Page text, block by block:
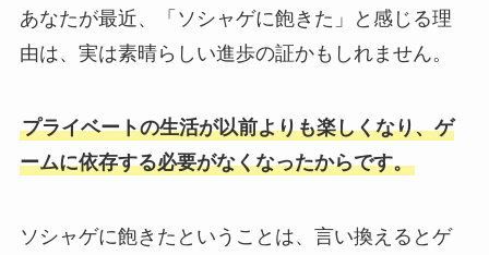
あなたが最近、「ソシャゲに飽きた」と感じる理
由は、実は素晴らしい進歩の証かもしれません。
プライベートの生活が以前よりも楽しくなり、ゲ
ームに依存する必要がなくなったからです。
ソシャゲに飽きたということは、言い換えるとゲ